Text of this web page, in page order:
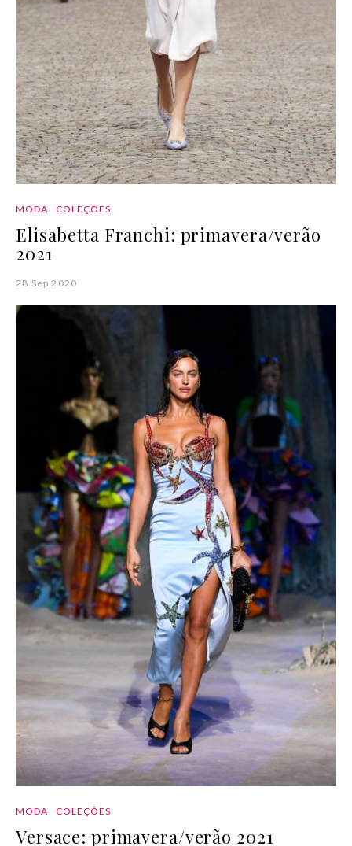
MODA COLEÇÕES
Elisabetta Franchi: primavera/verão
2021
28 Sep 2020
MODA COLEÇÕES
Versace: primavera/verão 2021